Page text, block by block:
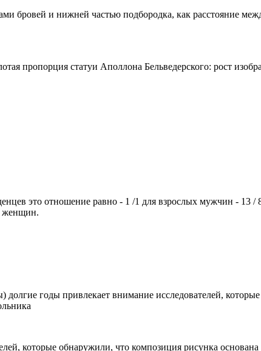
бровей и нижней частью подбородка, как расстояние
пропорция статуи Аполлона Бельведерского: рост
это отношение равно - 1 /1 для взрослых мужчин - 13
женщин.
годы привлекает внимание исследователей,
которые обнаружили, что композиция рисунка основана